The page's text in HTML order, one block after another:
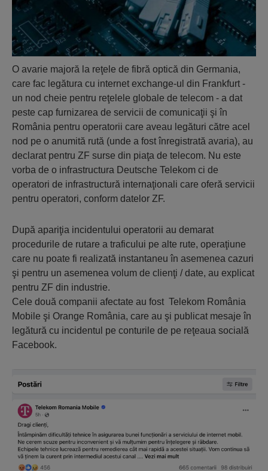
O avarie majoră la reţele de fibră optică din Germania,
care fac legătura cu internet exchange-ul din Frankfurt -
un nod cheie pentru reţelele globale de telecom - a dat
peste cap furnizarea de servicii de comunicaţii şi în
România pentru operatorii care aveau legături către acel
nod pe o anumită rută (unde a fost înregistrată avaria), au
declarat pentru ZF surse din piaţa de telecom. Nu este
vorba de o infrastructura Deutsche Telekom ci de
operatori de infrastructură internaţionali care oferă servicii
pentru operatori, conform datelor ZF.
După apariţia incidentului operatorii au demarat
procedurile de rutare a traficului pe alte rute, operaţiune
care nu poate fi realizată instantaneu în asemenea cazuri
şi pentru un asemenea volum de clienţi / date, au explicat
pentru ZF din industrie.
Cele două companii afectate au fost Telekom România
Mobile şi Orange România, care au şi publicat mesaje în
legătură cu incidentul pe conturile de pe reţeaua socială
Facebook.